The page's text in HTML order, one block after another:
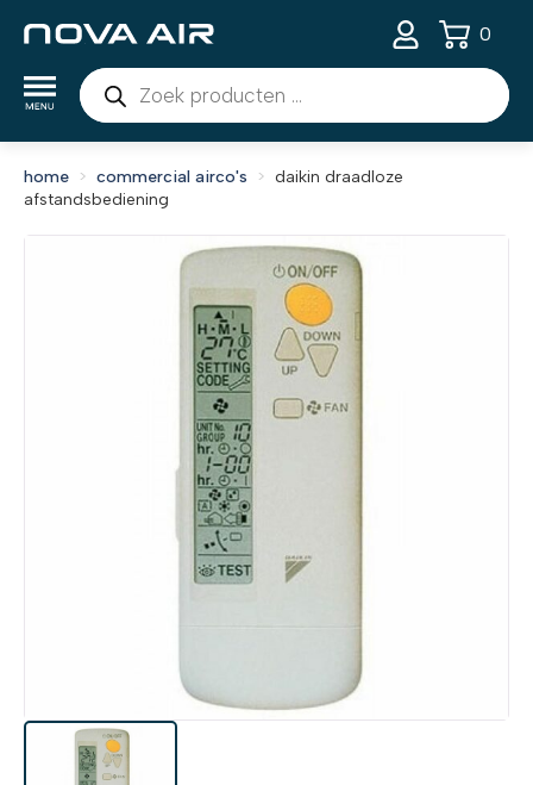
Producten
zoeken
0
home commercial airco's
daikin draadloze
afstandsbediening